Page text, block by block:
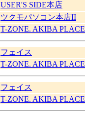
USER'S SIDE本店
ツクモパソコン本店II
T-ZONE. AKIBA PLACE
フェイス
T-ZONE. AKIBA PLACE
フェイス
T-ZONE. AKIBA PLACE